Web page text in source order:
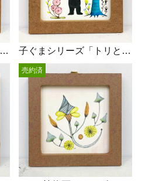
子ぐまシリーズ「おんぶねこさん」 子ぐまシリーズ「トリとクマ」
売約済